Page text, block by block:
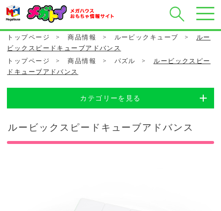
トップページ > 商品情報 > ルービックキューブ >
ルー
ビックスピードキューブアドバンス
トップページ
> 商品情報 > パズル >
ルービックスピー
ドキューブアドバンス
カテゴリーを見る
ルービックスピードキューブアドバンス